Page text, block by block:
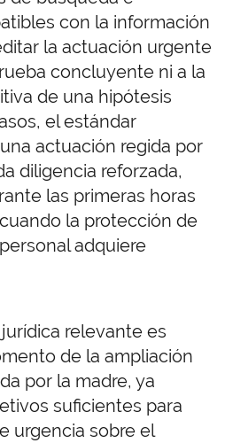
con la información
la actuación urgente
concluyente ni a la
de una hipótesis
el estándar
actuación regida por
diligencia reforzada,
las primeras horas
la protección de
adquiere
relevante es
de la ampliación
por la madre, ya
suficientes para
urgencia sobre el